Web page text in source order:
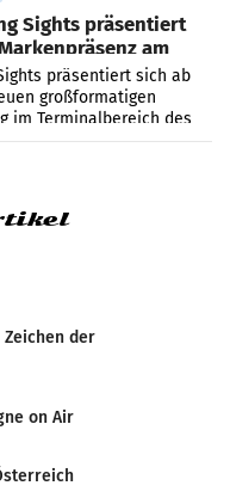
Sights präsentiert
am
präsentiert sich ab
großformatigen
im Terminalbereich des
Präsenz befindet sich im
Zeichen der
on Air